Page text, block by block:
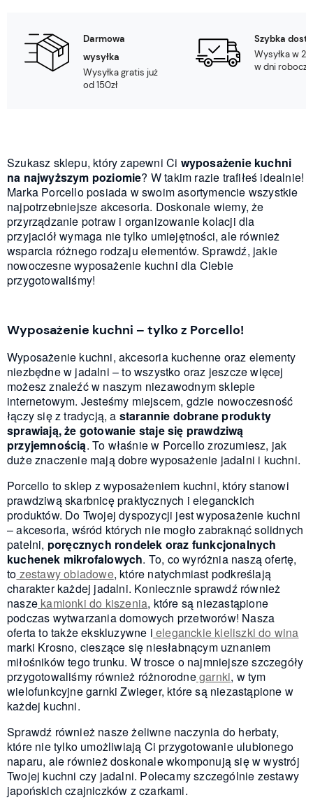
Darmowa
wysyłka
Wysyłka gratis już
od 150zł
Szybka
Wysyłka w
w dni robocze
Szukasz sklepu, który zapewni Ci wyposażenie kuchni
na najwyższym poziomie? W takim razie trafiłeś idealnie!
Marka Porcello posiada w swoim asortymencie wszystkie
najpotrzebniejsze akcesoria. Doskonale wiemy, że
przyrządzanie potraw i organizowanie kolacji dla
przyjaciół wymaga nie tylko umiejętności, ale również
wsparcia różnego rodzaju elementów. Sprawdź, jakie
nowoczesne wyposażenie kuchni dla Ciebie
przygotowaliśmy!
Wyposażenie kuchni – tylko z Porcello!
Wyposażenie kuchni, akcesoria kuchenne oraz elementy
niezbędne w jadalni – to wszystko oraz jeszcze więcej
możesz znaleźć w naszym niezawodnym sklepie
internetowym. Jesteśmy miejscem, gdzie nowoczesność
łączy się z tradycją, a starannie dobrane produkty
sprawiają, że gotowanie staje się prawdziwą
przyjemnością. To właśnie w Porcello zrozumiesz, jak
duże znaczenie mają dobre wyposażenie jadalni i kuchni.
Porcello to sklep z wyposażeniem kuchni, który stanowi
prawdziwą skarbnicę praktycznych i eleganckich
produktów. Do Twojej dyspozycji jest wyposażenie kuchni
– akcesoria, wśród których nie mogło zabraknąć solidnych
patelni, poręcznych rondelek oraz funkcjonalnych
kuchenek mikrofalowych. To, co wyróżnia naszą ofertę,
to zestawy obiadowe, które natychmiast podkreślają
charakter każdej jadalni. Koniecznie sprawdź również
nasze kamionki do kiszenia, które są niezastąpione
podczas wytwarzania domowych przetworów! Nasza
oferta to także ekskluzywne i eleganckie kieliszki do wina
marki Krosno, cieszące się niesłabnącym uznaniem
miłośników tego trunku. W trosce o najmniejsze szczegóły
przygotowaliśmy również różnorodnegarnki, w tym
wielofunkcyjne garnki Zwieger, które są niezastąpione w
każdej kuchni.
Sprawdź również nasze żeliwne naczynia do herbaty,
które nie tylko umożliwiają Ci przygotowanie ulubionego
naparu, ale również doskonale wkomponują się w wystrój
Twojej kuchni czy jadalni. Polecamy szczególnie zestawy
japońskich czajniczków z czarkami.